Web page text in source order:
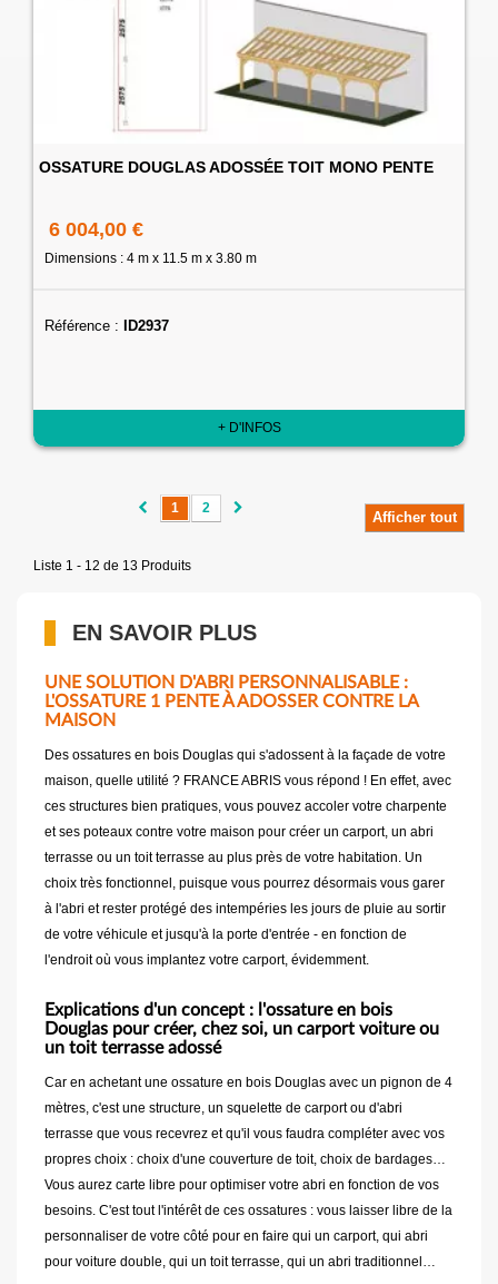
OSSATURE DOUGLAS ADOSSÉE TOIT MONO PENTE
6 004,00 €
Dimensions : 4 m x 11.5 m x 3.80 m
Référence : ID2937
+ D'INFOS
Afficher tout
1 2
Liste 1 - 12 de 13 Produits
EN SAVOIR PLUS
UNE SOLUTION D'ABRI PERSONNALISABLE :
L'OSSATURE 1 PENTE À ADOSSER CONTRE LA
MAISON
Des ossatures en bois Douglas qui s'adossent à la façade de votre
maison, quelle utilité ? FRANCE ABRIS vous répond ! En effet, avec
ces structures bien pratiques, vous pouvez accoler votre charpente
et ses poteaux contre votre maison pour créer un carport, un abri
terrasse ou un toit terrasse au plus près de votre habitation. Un
choix très fonctionnel, puisque vous pourrez désormais vous garer
à l'abri et rester protégé des intempéries les jours de pluie au sortir
de votre véhicule et jusqu'à la porte d'entrée - en fonction de
l'endroit où vous implantez votre carport, évidemment.
Explications d'un concept : l'ossature en bois
Douglas pour créer, chez soi, un carport voiture ou
un toit terrasse adossé
Car en achetant une ossature en bois Douglas avec un pignon de 4
mètres, c'est une structure, un squelette de carport ou d'abri
terrasse que vous recevrez et qu'il vous faudra compléter avec vos
propres choix : choix d'une couverture de toit, choix de bardages…
Vous aurez carte libre pour optimiser votre abri en fonction de vos
besoins. C'est tout l'intérêt de ces ossatures : vous laisser libre de la
personnaliser de votre côté pour en faire qui un carport, qui abri
pour voiture double, qui un toit terrasse, qui un abri traditionnel…